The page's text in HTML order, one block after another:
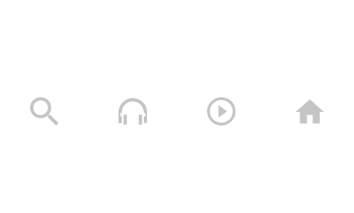
وصايا الخالدين الشهيد – صالح عبدالله صالح جوين (أبو خليل)